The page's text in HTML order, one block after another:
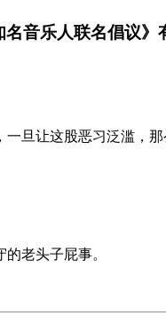
名音乐人联名倡议》
旦让这股恶习泛滥，
老头子屁事。